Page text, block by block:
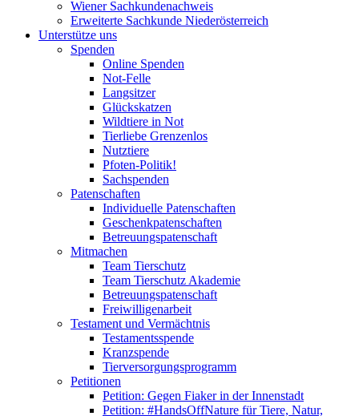
Wiener Sachkundenachweis
Erweiterte Sachkunde Niederösterreich
Unterstütze uns
Spenden
Online Spenden
Not-Felle
Langsitzer
Glückskatzen
Wildtiere in Not
Tierliebe Grenzenlos
Nutztiere
Pfoten-Politik!
Sachspenden
Patenschaften
Individuelle Patenschaften
Geschenkpatenschaften
Betreuungspatenschaft
Mitmachen
Team Tierschutz
Team Tierschutz Akademie
Betreuungspatenschaft
Freiwilligenarbeit
Testament und Vermächtnis
Testamentsspende
Kranzspende
Tierversorgungsprogramm
Petitionen
Petition: Gegen Fiaker in der Innenstadt
Petition: #HandsOffNature für Tiere, Natur,